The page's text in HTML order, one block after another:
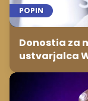
POPIN
Donostia za
ustvarjalca